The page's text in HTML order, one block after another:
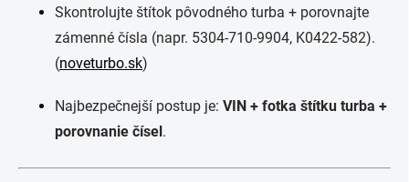
Skontrolujte štítok pôvodného turba + porovnajte
zámenné čísla (napr. 5304-710-9904, K0422-582).
(noveturbo.sk)
Najbezpečnejší postup je: VIN + fotka štítku turba +
porovnanie čísel.